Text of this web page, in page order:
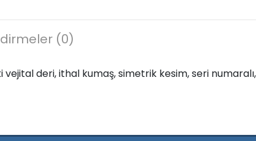
(0)
vejital deri, ithal kumaş, simetrik kesim, seri